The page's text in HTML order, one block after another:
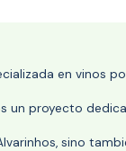
en vinos
un proyecto
sino